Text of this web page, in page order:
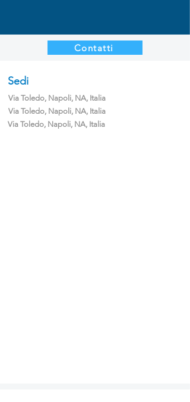
Contatti
Sedi
Via Toledo, Napoli, NA, Italia
Via Toledo, Napoli, NA, Italia
Via Toledo, Napoli, NA, Italia